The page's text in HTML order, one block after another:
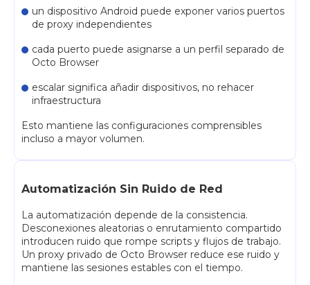
un dispositivo Android puede exponer varios puertos
de proxy independientes
cada puerto puede asignarse a un perfil separado de
Octo Browser
escalar significa añadir dispositivos, no rehacer
infraestructura
Esto mantiene las configuraciones comprensibles
incluso a mayor volumen.
Automatización Sin Ruido de Red
La automatización depende de la consistencia.
Desconexiones aleatorias o enrutamiento compartido
introducen ruido que rompe scripts y flujos de trabajo.
Un proxy privado de Octo Browser reduce ese ruido y
mantiene las sesiones estables con el tiempo.